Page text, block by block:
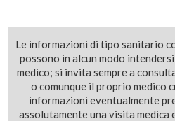
Le informazioni di tipo sanitario
possono in alcun modo
medico; si invita sempre a
o comunque il proprio medico
informazioni eventualmente
assolutamente una visita medica